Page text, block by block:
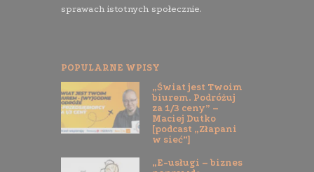
sprawach istotnych społecznie.
POPULARNE WPISY
„Świat jest Twoim
biurem. Podróżuj
za 1/3 ceny” –
Maciej Dutko
[podcast „Złapani
w sieć”]
„E-usługi – biznes